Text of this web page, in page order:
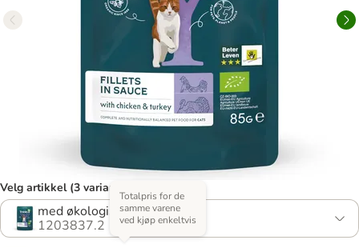
Velg artikkel (3 varianter)
med økologisk kalkun
1203837.2
Totalpris for de
samme varene
ved kjøp enkeltvis